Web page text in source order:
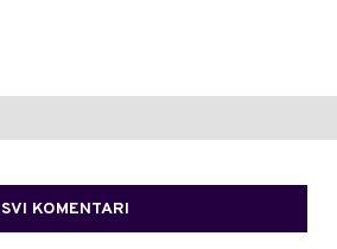
SVI KOMENTARI